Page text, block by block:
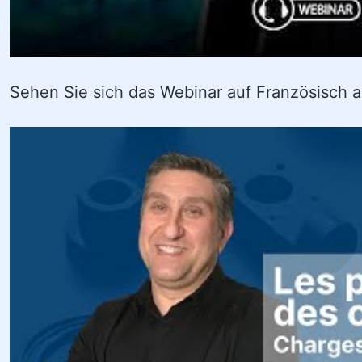
Sehen Sie sich das Webinar auf Französisch